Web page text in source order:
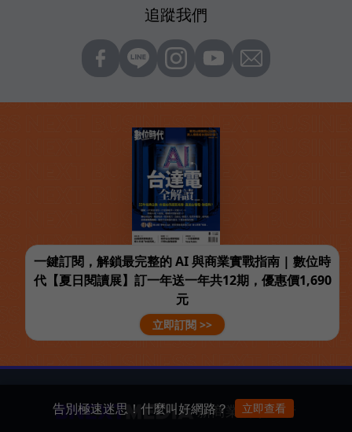
追蹤我們
一鍵訂閱，解鎖最完整的 AI 與商業實戰指南 | 數位時
代【夏日閱讀展】訂一年送一年共12期，優惠價1,690
元
立即訂閱 >>
新商業的領航者
告別極速迷思！什麼叫好網路？ 立即查看